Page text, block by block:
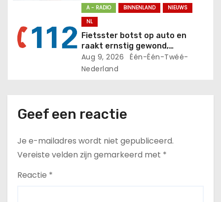
A - RADIO BINNENLAND
NIEUWS
NL
Fietsster botst op auto en
raakt ernstig gewond,
traumahelikopter landt
Aug 9, 2026
Één-Één-Twéé-
Nederland
Geef een reactie
Je e-mailadres wordt niet gepubliceerd.
Vereiste velden zijn gemarkeerd met *
Reactie *